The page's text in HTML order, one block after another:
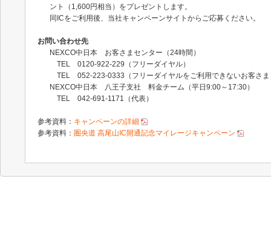
ント（1,600円相当）をプレゼントします。
同ICをご利用後、当社キャンペーンサイトからご応募ください。
お問い合わせ先
NEXCO中日本 お客さまセンター（24時間）
TEL 0120-922-229（フリーダイヤル）
TEL 052-223-0333（フリーダイヤルをご利用できないお客さま
NEXCO中日本 八王子支社 料金チーム（平日9:00～17:30）
TEL 042-691-1171（代表）
参考資料： キャンペーンの詳細
参考資料： 圏央道 高尾山IC開通記念マイレージキャンペーン